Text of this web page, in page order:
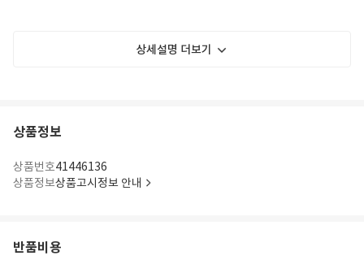
상세설명 더보기
상품정보
상품번호41446136
상품정보상품고시정보 안내
반품비용